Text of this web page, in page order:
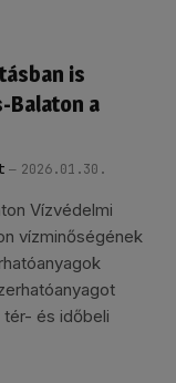
is
Balaton a
2026.01.30.
Vízvédelmi
vízminőségének
és időbeli